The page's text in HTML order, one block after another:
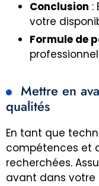
Conclusion :
votre
Formule de
Mettre en
qualités
En tant que
compétences et
recherchées.
avant dans votre